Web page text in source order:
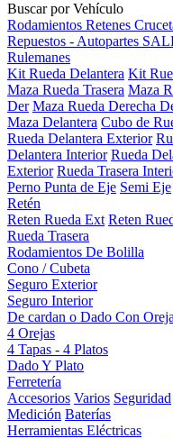
Buscar por Vehículo
Rodamientos Retenes
Repuestos - Autopartes
Rulemanes
Kit Rueda Delantera Kit
Maza Rueda Trasera Maza
Der Maza Rueda Derecha
Maza Delantera Cubo de
Rueda Delantera Exterior
Delantera Interior Rueda
Exterior Rueda Trasera
Perno Punta de Eje Semi Eje
Retén
Reten Rueda Ext Reten
Rueda Trasera
Rodamientos De Bolilla
Cono / Cubeta
Seguro Exterior
Seguro Interior
De cardan o Dado Con Oreja
4 Orejas
4 Tapas - 4 Platos
Dado Y Plato
Ferretería
Accesorios Varios Seguridad
Medición Baterías
Herramientas Eléctricas